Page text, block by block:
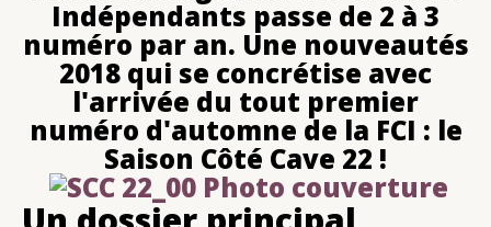
Indépendants passe de 2 à 3
numéro par an. Une nouveautés
2018 qui se concrétise avec
l'arrivée du tout premier
numéro d'automne de la FCI : le
Saison Côté Cave 22 !